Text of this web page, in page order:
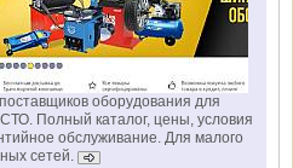
оборудования для
Полный каталог, цены, условия
обслуживание. Для малого
сетей.